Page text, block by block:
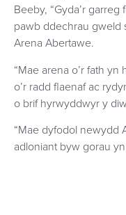
Beeby, “Gyda’r
pawb ddechrau gweld
Arena Abertawe.
“Mae arena o’r fath
o’r radd flaenaf ac
o brif hyrwyddwyr y
“Mae dyfodol newydd
adloniant byw gorau